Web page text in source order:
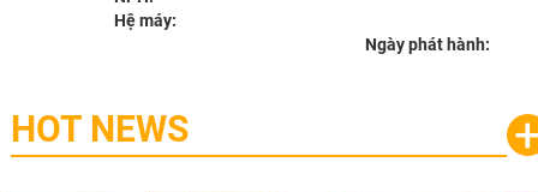
Hệ máy:
Ngày phát hành:
HOT NEWS